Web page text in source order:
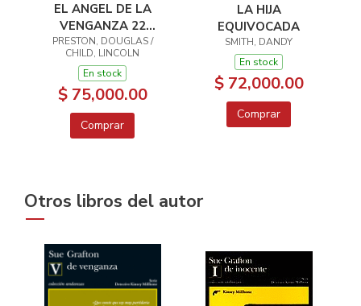
EL ANGEL DE LA
VENGANZA 22
INSPECTOR
PENDERGAST
PRESTON, DOUGLAS /
CHILD, LINCOLN
En stock
$ 75,000.00
Comprar
LA HIJA
EQUIVOCADA
SMITH, DANDY
En stock
$ 72,000.00
Comprar
Otros libros del autor